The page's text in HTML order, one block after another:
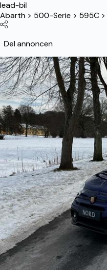
lead-bil
Abarth > 500-Serie > 595C >
Del annoncen